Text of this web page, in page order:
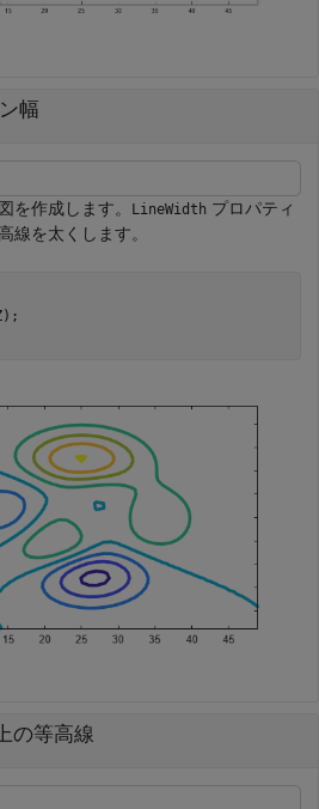
幅
を作成します。 LineWidth プロパティ
線を太くします。
の等高線